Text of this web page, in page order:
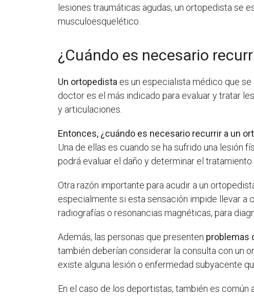
lesiones traumáticas agudas, un ortopedista se
musculoesquelético.
¿Cuándo es necesario
Un ortopedista es un especialista médico que
doctor es el más indicado para evaluar y tratar
y articulaciones.
Entonces, ¿cuándo es necesario recurrir a un
Una de ellas es cuando se ha sufrido una lesión
podrá evaluar el daño y determinar el
Otra razón importante para acudir a un
especialmente si esta sensación impide llevar a
radiografías o resonancias magnéticas, para
Además, las personas que presenten problemas
también deberían considerar la consulta con un
existe alguna lesión o enfermedad subyacente
En el caso de los deportistas, también es